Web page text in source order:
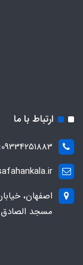
ارتباط با ما
09334251883:::03132208885:::03132208887
اصفهان،
مسجد الصادق